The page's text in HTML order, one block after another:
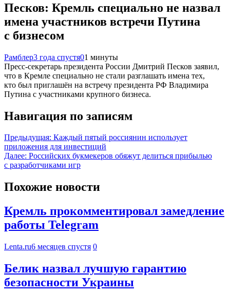
Песков: Кремль специально не назвал
имена участников встречи Путина
с бизнесом
Рамблер3 года спустя01 минуты
Пресс-секретарь президента России Дмитрий Песков заявил,
что в Кремле специально не стали разглашать имена тех,
кто был приглашён на встречу президента РФ Владимира
Путина с участниками крупного бизнеса.
Навигация по записям
Предыдущая: Каждый пятый россиянин использует
приложения для инвестиций
Далее: Российских букмекеров обяжут делиться прибылью
с разработчиками игр
Похожие новости
Кремль прокомментировал замедление
работы Telegram
Lenta.ru6 месяцев спустя 0
Белик назвал лучшую гарантию
безопасности Украины